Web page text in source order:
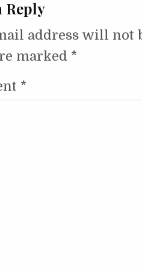
Reply
address will not
marked *
*